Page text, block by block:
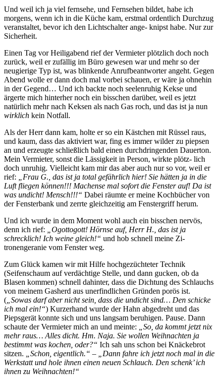
Und weil ich ja viel fernsehe, und Fernsehen bildet, habe ich
morgens, wenn ich in die Küche kam, erstmal ordentlich Durchzug
veranstaltet, bevor ich den Lichtschalter ange- knipst habe. Nur zur
Sicherheit.
Einen Tag vor Heiligabend rief der Vermieter plötzlich doch noch
zurück, weil er zufällig im Büro gewesen war und mehr so der
neugierige Typ ist, was blinkende Anrufbeantworter angeht. Gegen
Abend wolle er dann doch mal vorbei schauen, er wäre ja ohnehin
in der Gegend… Und ich backte noch seelenruhig Kekse und
ärgerte mich hinterher noch ein bisschen darüber, weil es jetzt
natürlich mehr nach Keksen als nach Gas roch, und das ist ja nun
wirklich kein Notfall.
Als der Herr dann kam, holte er so ein Kästchen mit Rüssel raus,
und kaum, dass das aktiviert war, fing es immer wilder zu piepsen
an und erzeugte schließlich bald einen durchdringenden Dauerton.
Mein Vermieter, sonst die Lässigkeit in Person, wirkte plötz- lich
doch unruhig. Vielleicht kam mir das aber auch nur so vor, weil er
rief:
„Frau G., das ist ja total gefährlich hier! Sie hätten ja in die
Luft fliegen können!!! Machense mal sofort die Fenster auf! Da ist
was undicht! Mensch!!!“ Dabei räumte er meine Kochbücher von
der Fensterbank und zerrte gleichzeitig am Fenstergriff herum.
Und ich wurde in dem Moment wohl auch ein bisschen nervös,
denn ich rief:
„Ogottogott! Hörnse auf, Herr H., das ist ja
schrecklich! Ich weine gleich!“ und hob schnell meine Zi-
tronengeranie vom Fenster weg.
Zum Glück kamen wir mit Hilfe hochgezüchteter Technik
(Seifenschaum auf verdächtige Stelle, und dann gucken, ob da
Blasen kommen) schnell dahinter, dass die Dichtung des Schlauchs
von meinem Gasherd aus unerfindlichen Gründen porös ist.
( „Sowas darf aber nicht sein, dass die undicht sind… Den schicke
ich mal ein!“) Kurzerhand wurde der Hahn abgedreht und das
Piepsgerät konnte sich und uns langsam beruhigen. Pause. Dann
schaute der Vermieter mich an und meinte:
„So, da kommt jetzt nix
mehr raus… Alles dicht. Hm. Naja. Sie wollen Weihnachten ja
bestimmt was kochen, oder?“ Ich sah uns schon bei Knäckebrot
sitzen. „Schon, eigentlich.“ – „Dann fahre ich jetzt noch mal in die
Werkstatt und hole ihnen einen neuen Schlauch. Den schenk’ ich
ihnen zu Weihnachten!“